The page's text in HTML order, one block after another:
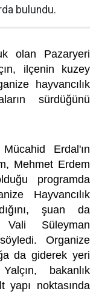
bulundu.
olan Pazaryeri
ilçenin kuzey
hayvancılık
sürdüğünü
Erdal'ın
Mehmet Erdem
programda
Hayvancılık
şuan da
Vali Süleyman
Organize
da giderek yeri
bakanlık
yapı noktasında